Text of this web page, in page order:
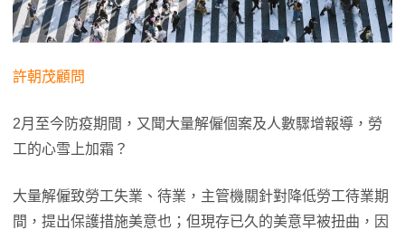
許朝茂顧問
2月至今防疫期間，又聞大量解僱個案及人數驟增報導，勞
工的心雪上加霜？
大量解僱致勞工失業、待業，主管機關針對降低勞工待業期
間，提出保護措施美意也；但現存已久的美意早被扭曲，因